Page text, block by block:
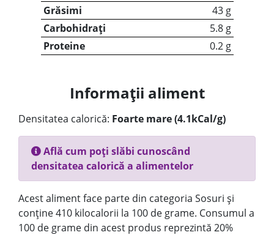
Grăsimi
43 g
Carbohidrați
5.8 g
Proteine
0.2 g
Informații aliment
Densitatea calorică: Foarte mare (4.1kCal/g)
Află cum poți slăbi cunoscând
densitatea calorică a alimentelor
Acest aliment face parte din categoria Sosuri și
conține 410 kilocalorii la 100 de grame. Consumul a
100 de grame din acest produs reprezintă 20%